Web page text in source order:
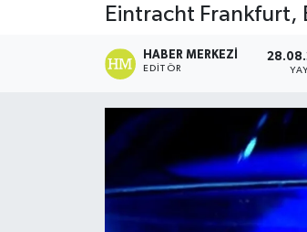
Eintracht Frankfurt,
HABER MERKEZI
EDITÖR
Haberde İnsan
Kültür-Sanat